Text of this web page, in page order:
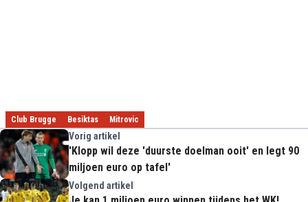
Club Brugge Besiktas Mitrovic
Vorig artikel
'Klopp wil deze 'duurste doelman ooit' en legt 90
miljoen euro op tafel'
Volgend artikel